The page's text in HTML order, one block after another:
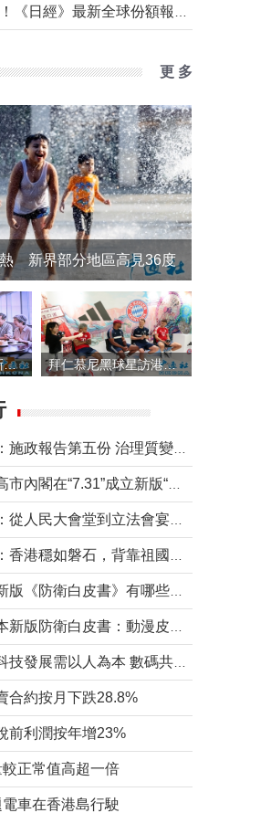
更 多
新界部分地區高見36度
香港特區政府推出新一批銀色債券 每手1萬元保底息4.25厘 拜仁慕尼黑球星訪港 與球迷近距離互動
合約按月下跌28.8%
前利潤按年增23%
正常值高超一倍
車在香港島行駛